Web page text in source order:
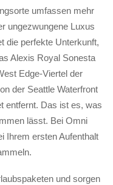
umfassen mehr
ungezwungene Luxus
die perfekte Unterkunft,
Alexis Royal Sonesta
Edge-Viertel der
der Seattle Waterfront
entfernt. Das ist es, was
lässt. Bei Omni
Ihrem ersten Aufenthalt
und sorgen